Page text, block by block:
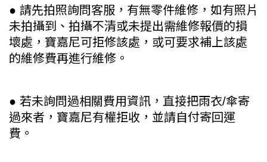
● 請先拍照詢問客服，有無零件維修，如有照片
未拍攝到、拍攝不清或未提出需維修報價的損
壞處，寶嘉尼可拒修該處，或可要求補上該處
的維修費再進行維修。
● 若未詢問過相關費用資訊，直接把雨衣/傘寄
過來者，寶嘉尼有權拒收，並請自付寄回運
費。